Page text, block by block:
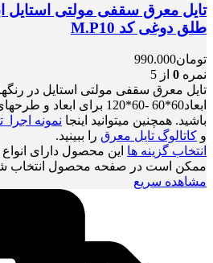
طلق دوغی کد M.P10
تومان990.000
نمره 0 از 5
تایل معرق سقفی مولتی استایل در
ابعاد60*60 -60*120 برای ابعاد و طرحهای سفارشی با
باشید. همچنین میتوانید اینجا نمونه اجرا
و کاتالوگ تایل معرق را ببینید.
انتخاب گزینه ها این محصول دارای
ممکن است در صفحه محصول انتخاب
مشاهده سریع